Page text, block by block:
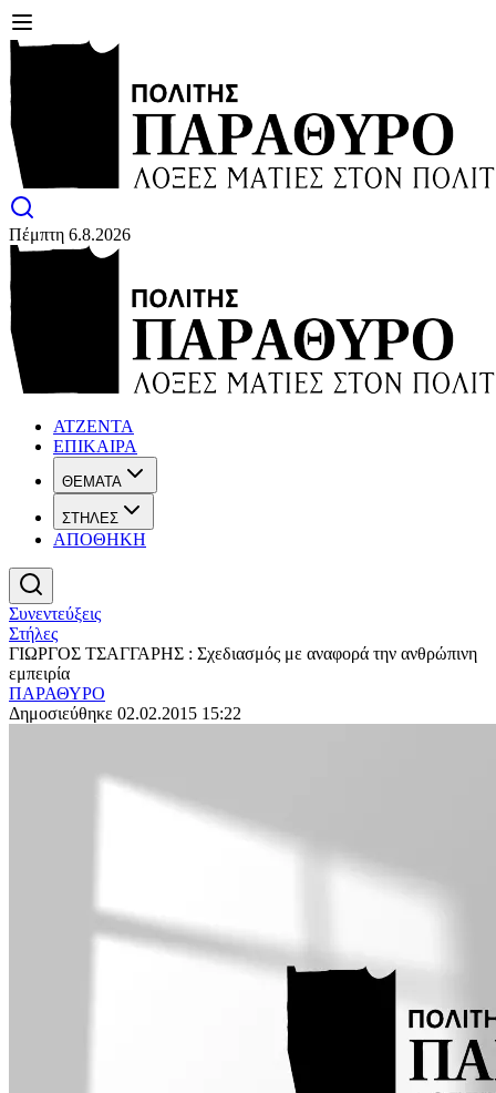
Πέμπτη 6.8.2026
ΑΤΖΕΝΤΑ
ΕΠΙΚΑΙΡΑ
ΘΕΜΑΤΑ
ΣΤΗΛΕΣ
ΑΠΟΘΗΚΗ
Συνεντεύξεις
Στήλες
ΓΙΩΡΓΟΣ ΤΣΑΓΓΑΡΗΣ : Σχεδιασμός με αναφορά την ανθρώπινη
εμπειρία
ΠΑΡΑΘΥΡΟ
Δημοσιεύθηκε 02.02.2015 15:22